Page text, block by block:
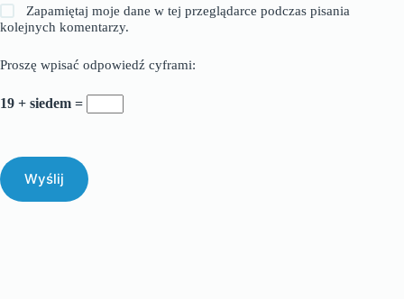
Zapamiętaj moje dane w tej przeglądarce podczas pisania
kolejnych komentarzy.
Proszę wpisać odpowiedź cyframi:
19 + siedem =
Wyślij